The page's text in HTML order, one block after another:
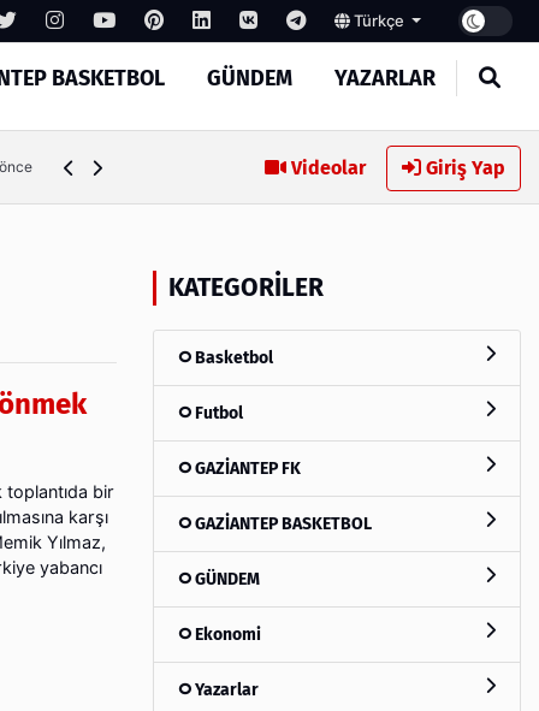
Türkçe
BASKETBOL GÜNDEM YAZARLAR
İşte Tekspor farkıyla Gaziantep Basketbol’un yeni yönetimi
Videolar Giriş Yap
toplantıda bir
karşı
Yılmaz,
yabancı
KATEGORILER
Basketbol
Futbol
GAZİANTEP FK
GAZİANTEP BASKETBOL
GÜNDEM
Ekonomi
Yazarlar